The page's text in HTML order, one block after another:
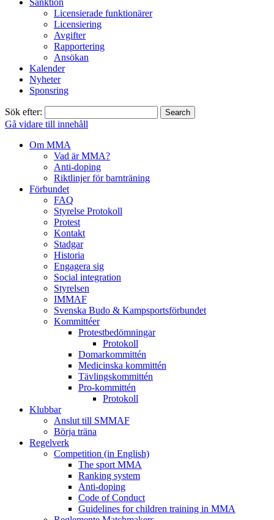
Sanktion
Licensierade funktionärer
Licensiering
Avgifter
Rapportering
Ansökan
Kalender
Nyheter
Sponsring
Sök efter:
Gå vidare till innehåll
Om MMA
Vad är MMA?
Anti-doping
Riktlinjer för barnträning
Förbundet
FAQ
Styrelse Protokoll
Protest
Kontakt
Stadgar
Historia
Engagera sig
Social integration
Styrelsen
IMMAF
Svenska Budo & Kampsportsförbundet
Kommittéer
Protestbedömningar
Protokoll
Domarkommittén
Medicinska kommittén
Tävlingskommittén
Pro-kommittén
Protokoll
Klubbar
Anslut till SMMAF
Börja träna
Regelverk
Competition (in English)
The sport MMA
Ranking system
Anti-doping
Code of Conduct
Guidelines for children training in MMA